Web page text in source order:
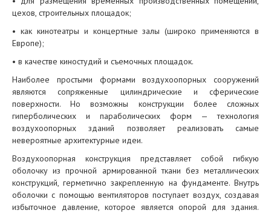
цехов, строительных площадок;
• как кинотеатры и концертные залы (широко применяются в
Европе);
• в качестве киностудий и съемочных площадок.
Наиболее простыми формами воздухоопорных сооружений
являются сопряженные цилиндрические и сферические
поверхности. Но возможны конструкции более сложных
гиперболических и параболических форм — технология
воздухоопорных зданий позволяет реализовать самые
невероятные архитектурные идеи.
Воздухоопорная конструкция представляет собой гибкую
оболочку из прочной армированной ткани без металлических
конструкций, герметично закрепленную на фундаменте. Внутрь
оболочки с помощью вентиляторов поступает воздух, создавая
избыточное давление, которое является опорой для здания.